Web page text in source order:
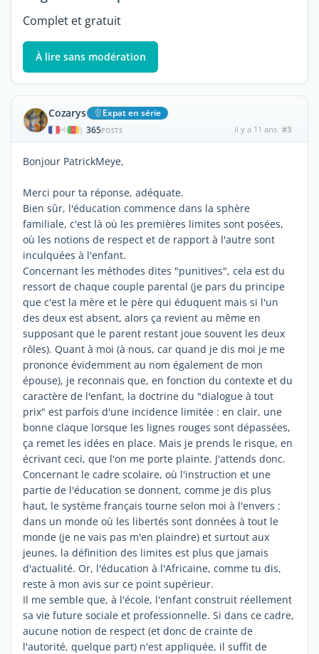
Complet et gratuit
À lire sans modération
Cozarys Expat en série
| 365POSTS il y a 11 ans #3
Bonjour PatrickMeye,
Merci pour ta réponse, adéquate.
Bien sûr, l'éducation commence dans la sphère
familiale, c'est là où les premières limites sont posées,
où les notions de respect et de rapport à l'autre sont
inculquées à l'enfant.
Concernant les méthodes dites "punitives", cela est du
ressort de chaque couple parental (je pars du principe
que c'est la mère et le père qui éduquent mais si l'un
des deux est absent, alors ça revient au même en
supposant que le parent restant joue souvent les deux
rôles). Quant à moi (à nous, car quand je dis moi je me
prononce évidemment au nom également de mon
épouse), je reconnais que, en fonction du contexte et du
caractère de l'enfant, la doctrine du "dialogue à tout
prix" est parfois d'une incidence limitée : en clair, une
bonne claque lorsque les lignes rouges sont dépassées,
ça remet les idées en place. Mais je prends le risque, en
écrivant ceci, que l'on me porte plainte. J'attends donc.
Concernant le cadre scolaire, où l'instruction et une
partie de l'éducation se donnent, comme je dis plus
haut, le système français tourne selon moi à l'envers :
dans un monde où les libertés sont données à tout le
monde (je ne vais pas m'en plaindre) et surtout aux
jeunes, la définition des limites est plus que jamais
d'actualité. Or, l'éducation à l'Africaine, comme tu dis,
reste à mon avis sur ce point supérieur.
Il me semble que, à l'école, l'enfant construit réellement
sa vie future sociale et professionnelle. Si dans ce cadre,
aucune notion de respect (et donc de crainte de
l'autorité, quelque part) n'est appliquée, il suffit de